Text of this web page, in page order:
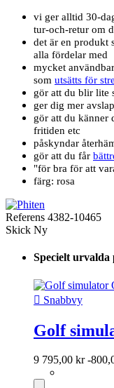
vi ger alltid 30-
tur-och-retur om
det är en produkt
alla fördelar med
mycket
som utsätts för
gör att du blir lite
ger dig mer
gör att du känner
fritiden etc
påskyndar
gör att du får
"för bra för att
färg: rosa
Referens 4382-10465
Skick Ny
Specielt
 Snabbvy
Golf
9 795,00 kr -